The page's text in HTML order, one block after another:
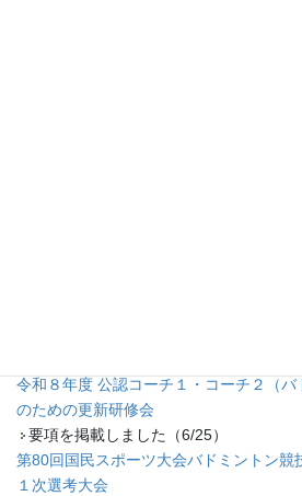
令和８年度 公認コーチ１・コーチ２（
のための更新研修会
要項を掲載しました（6/25）
第80回国民スポーツ大会バドミントン競
１次選考大会